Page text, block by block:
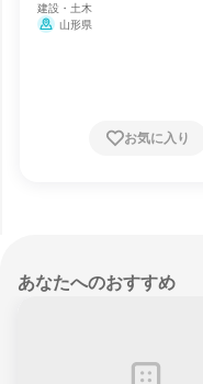
建設・土木
山形県
お気に入り
あなたへのおすすめ